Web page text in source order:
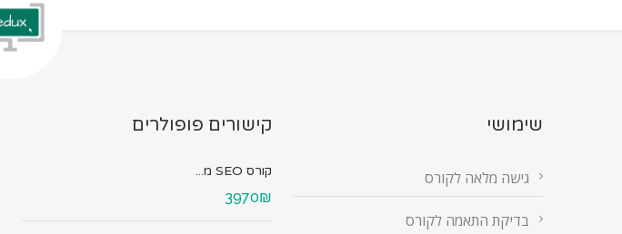
שימושי
גישה מלאה לקורס
בדיקת התאמה לקורס
קישורים פופולרים
קורס SEO מ...
3970₪